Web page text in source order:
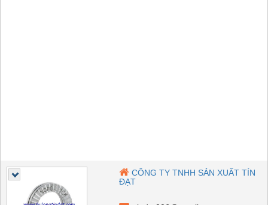
CÔNG TY TNHH SẢN XUẤT TÍN
ĐẠT